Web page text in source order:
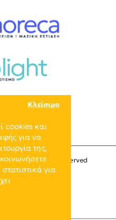
cookies και
για να
της,
για
Κλείσιμο
All Rights Reserved